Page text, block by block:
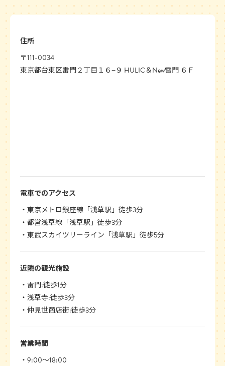
住所
〒111-0034
東京都台東区雷門２丁目１６−９ HULIC＆New雷門 ６Ｆ
電車でのアクセス
東京メトロ銀座線「浅草駅」徒歩3分
都営浅草線「浅草駅」徒歩3分
東武スカイツリーライン「浅草駅」徒歩5分
近隣の観光施設
雷門:徒歩1分
浅草寺:徒歩3分
仲見世商店街:徒歩3分
営業時間
9:00〜18:00